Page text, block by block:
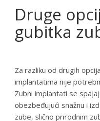
Druge
gubitka
Za razliku od drugih
implantatima nije
Zubni implantati se
obezbeđujući snažnu i
zube, slično prirodnim